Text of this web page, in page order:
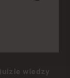
wiedzy